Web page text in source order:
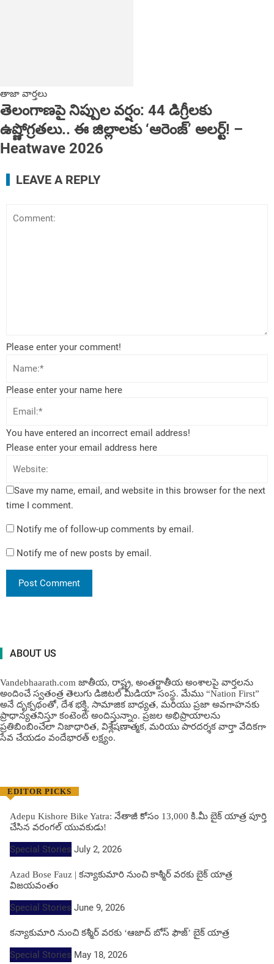
తాజా వార్తలు
తెలంగాణపై నిప్పుల వర్షం: 44 డిగ్రీలకు
ఉష్ణోగ్రతలు.. ఈ జిల్లాలకు ‘ఆరెంజ్’ అలర్ట్! ‌‌–
Heatwave 2026
LEAVE A REPLY
Please enter your comment!
Please enter your name here
You have entered an incorrect email address!
Please enter your email address here
Save my name, email, and website in this browser for the next
time I comment.
Notify me of follow-up comments by email.
Notify me of new posts by email.
ABOUT US
Vandebhaarath.com జాతీయ, రాష్ట్ర, అంతర్జాతీయ అంశాలపై వార్తలను
అందించే స్వతంత్ర తెలుగు డిజిటల్ మీడియా సంస్థ. మేము “Nation First”
అనే దృక్పథంతో, దేశ భక్తి, సామాజిక బాధ్యత, మరియు ప్రజా అవగాహనకు
ప్రాధాన్యతనిస్తూ కంటెంట్ అందిస్తున్నాం. ప్రజల అభిప్రాయాలను
ప్రతిబింబించేలా నిజాధారిత, విశ్లేషణాత్మక, మరియు పారదర్శక వార్తా వేదికగా
సేవ చేయడం వందేభార‌త్ ల‌క్ష్యం.
EDITOR PICKS
Adepu Kishore Bike Yatra: నేతాజీ కోసం 13,000 కి.మీ బైక్ యాత్ర పూర్తి
చేసిన వరంగల్ యువకుడు!
Special Stories July 2, 2026
Azad Bose Fauz | కన్యాకుమారి నుంచి కాశ్మీర్ వరకు బైక్ యాత్ర
విజయవంతం
Special Stories June 9, 2026
కన్యాకుమారి నుంచి కశ్మీర్ వరకు ‘ఆజాద్ బోస్ ఫౌజ్’ బైక్ యాత్ర
Special Stories May 18, 2026